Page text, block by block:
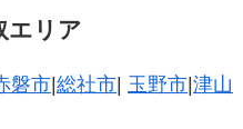
エリア
磐市|総社市| 玉野市|津山